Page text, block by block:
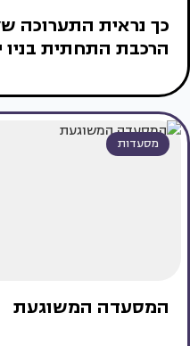
כך נראית התערוכה
הרכבת התחתית בניו
מסעדות
המסעדה המשוגעת